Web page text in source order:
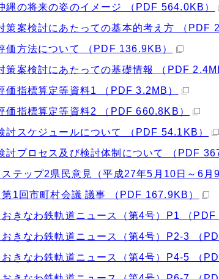
の将来の姿のイメージ （PDF 564.0KB）
案検討にあたっての基本的考え方 （PDF
方法について （PDF 136.9KB）
案検討にあたっての基礎情報 （PDF
指標算定等資料1 （PDF 3.2MB）
指標算定等資料2 （PDF 660.8KB）
スケジュールについて （PDF 54.1KB）
プロセス及び検討体制について （PDF
テップ2県民意見（平成27年5月10日～6月
1回市町村会議 議事 （PDF 167.9KB）
きなわ鉄軌道ニュース（第4号）P1 （PDF
きなわ鉄軌道ニュース（第4号）P2-3 （
きなわ鉄軌道ニュース（第4号）P4-5 （